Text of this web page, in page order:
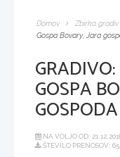
Domov Zbirka gradiv
Gospa Bovary, Jara
GRADIVO:
GOSPA
NA VOLJO OD:
ŠTEVILO PRENOSOV: